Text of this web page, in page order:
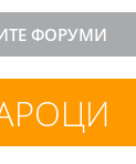
ФОРУМИ